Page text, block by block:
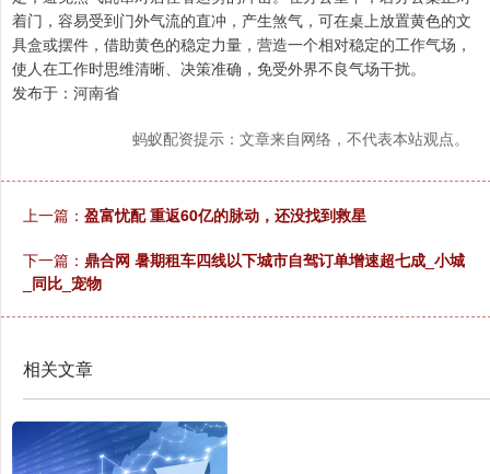
着门，容易受到门外气流的直冲，产生煞气，可在桌上放置黄色的文
具盒或摆件，借助黄色的稳定力量，营造一个相对稳定的工作气场，
使人在工作时思维清晰、决策准确，免受外界不良气场干扰。
发布于：河南省
蚂蚁配资提示：文章来自网络，不代表本站观点。
上一篇： 盈富忧配 重返60亿的脉动，还没找到救星
下一篇： 鼎合网 暑期租车四线以下城市自驾订单增速超七成_小城
_同比_宠物
相关文章